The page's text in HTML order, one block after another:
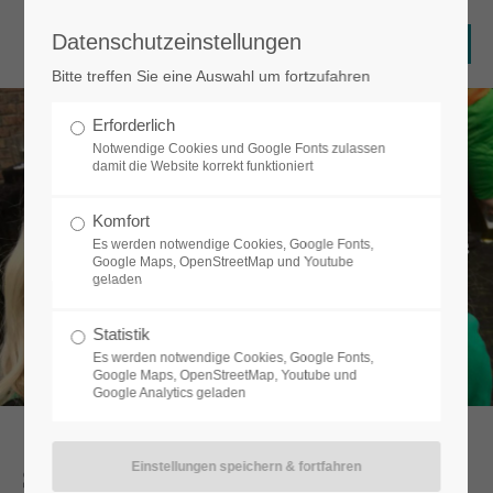
Passwort
Anmelden
Register|Lost your password?
Schminken für Erwachsene
Masken, Halloween, Karneval, Mottoparty, Bodypainting, Bellypainting
Schminkgesichter & Bodypainting
Datenschutzeinstellungen
Bitte treffen Sie eine Auswahl um fortzufahren
Erforderlich
Notwendige Cookies und Google Fonts zulassen
damit die Website korrekt funktioniert
Komfort
Es werden notwendige Cookies, Google Fonts,
Google Maps, OpenStreetMap und Youtube
geladen
Statistik
Es werden notwendige Cookies, Google Fonts,
Google Maps, OpenStreetMap, Youtube und
Google Analytics geladen